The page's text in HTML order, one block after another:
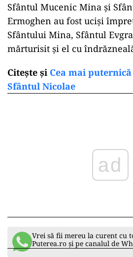
Sfântul Mucenic Mina şi
Ermoghen au fost ucişi
Sfântului Mina, Sfântul
mărturisit şi el cu
Citește și Cea mai
Sfântul Nicolae
ad
Vrei să fii mereu la curent cu
Puterea.ro și pe canalul de